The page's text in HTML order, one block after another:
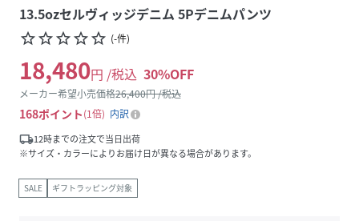
13.5ozセルヴィッジデニム 5Pデニムパンツ
star_borderstar_borderstar_borderstar_borderstar_border (-件)
18,480円 /税込 30%OFF
メーカー希望小売価格26,400円 /税込
168ポイント 1倍
内訳
local_shipping12時までの注文で当日出荷
※サイズ・カラーによりお届け日が異なる場合があります。
SALE ギフトラッピング対象